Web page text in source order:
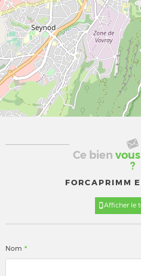
Ce bien
?
FORCAPRIMM
Afficher le
Nom *